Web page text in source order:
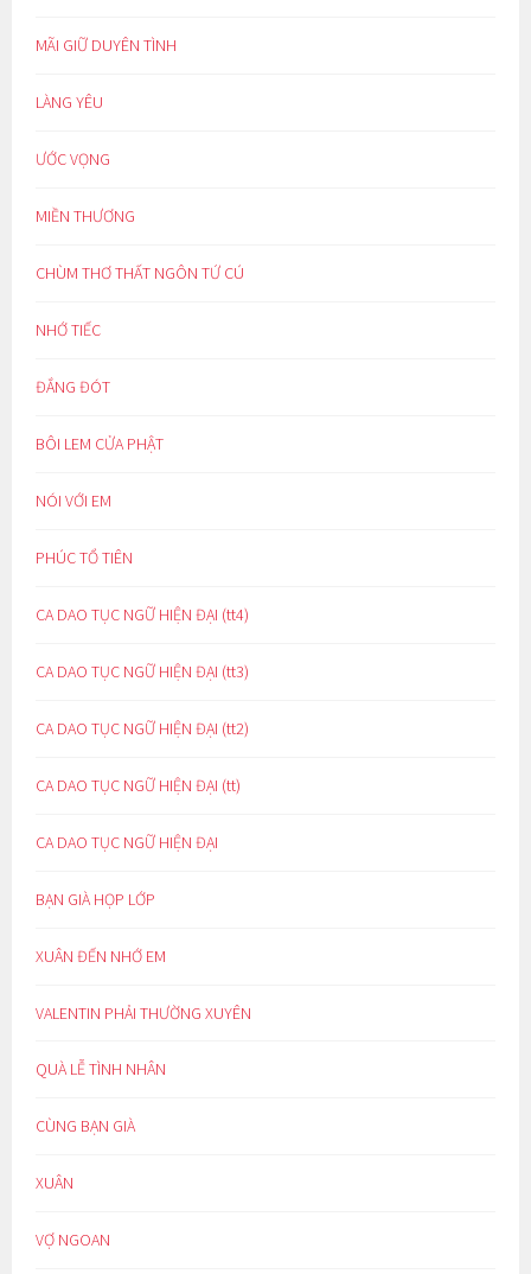
MÃI GIỮ DUYÊN TÌNH
LÀNG YÊU
ƯỚC VỌNG
MIỀN THƯƠNG
CHÙM THƠ THẤT NGÔN TỨ CÚ
NHỚ TIẾC
ĐẮNG ĐÓT
BÔI LEM CỬA PHẬT
NÓI VỚI EM
PHÚC TỔ TIÊN
CA DAO TỤC NGỮ HIỆN ĐẠI (tt4)
CA DAO TỤC NGỮ HIỆN ĐẠI (tt3)
CA DAO TỤC NGỮ HIỆN ĐẠI (tt2)
CA DAO TỤC NGỮ HIỆN ĐẠI (tt)
CA DAO TỤC NGỮ HIỆN ĐẠI
BẠN GIÀ HỌP LỚP
XUÂN ĐẾN NHỚ EM
VALENTIN PHẢI THƯỜNG XUYÊN
QUÀ LỄ TÌNH NHÂN
CÙNG BẠN GIÀ
XUÂN
VỢ NGOAN